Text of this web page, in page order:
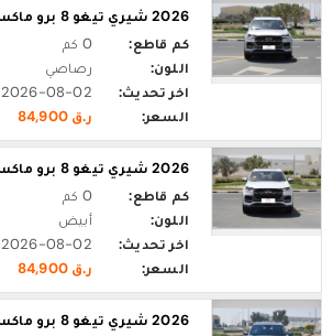
2026 شيري تيغو 8 برو ماكس فلاك شيب
كم قاطع:
0 كم
اللون:
رصاصي
اخر تحديث:
2026-08-02
السعر:
ر.ق 84,900
2026 شيري تيغو 8 برو ماكس فلاك شيب
كم قاطع:
0 كم
اللون:
أبيض
اخر تحديث:
2026-08-02
السعر:
ر.ق 84,900
2026 شيري تيغو 8 برو ماكس فلاك شيب